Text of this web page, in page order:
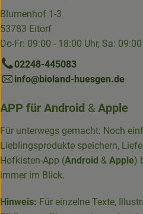
Blumenhof 1-3
53783 Eitorf
Do-Fr: 09:00 - 18:00 Uhr, Sa:
02248-445083
info@bioland-huesgen.de
APP für Android & Apple
Für unterwegs gemacht: Noch
Lieblingsprodukte speichern,
Hofkisten-App (Android & Apple)
immer im Blick.
Hinweis: Für einzelne Texte,